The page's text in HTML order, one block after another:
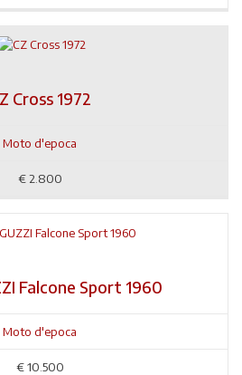
Cross 1972
Moto d'epoca
€ 2.800
Falcone Sport 1960
Moto d'epoca
€ 10.500